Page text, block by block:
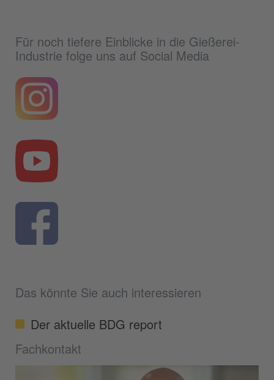
Für noch tiefere Einblicke in die Gießerei-
Industrie folge uns auf Social Media
Das könnte Sie auch interessieren
Der aktuelle BDG report
Fachkontakt